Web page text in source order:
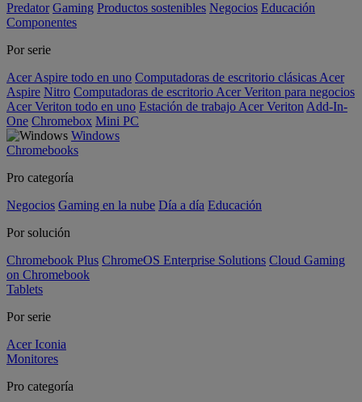
Predator Gaming Productos sostenibles Negocios Educación
Componentes
Por serie
Acer Aspire todo en uno Computadoras de escritorio clásicas Acer
Aspire Nitro Computadoras de escritorio Acer Veriton para negocios
Acer Veriton todo en uno Estación de trabajo Acer Veriton Add-In-
One Chromebox Mini PC
Windows
Chromebooks
Pro categoría
Negocios Gaming en la nube Día a día Educación
Por solución
Chromebook Plus ChromeOS Enterprise Solutions Cloud Gaming
on Chromebook
Tablets
Por serie
Acer Iconia
Monitores
Pro categoría